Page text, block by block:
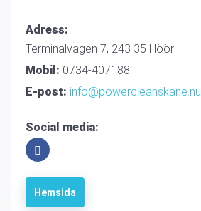
Adress:
Terminalvägen 7, 243 35 Höör
Mobil: 0734-407188
E-post: info@powercleanskane.nu
Social media:
Hemsida